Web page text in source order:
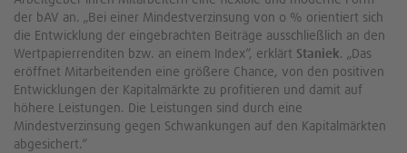
der bAV an. „Bei einer Mindestverzinsung von 0 % orientiert sich
die Entwicklung der eingebrachten Beiträge ausschließlich an den
Wertpapierrenditen bzw. an einem Index“, erklärt Staniek. „Das
eröffnet Mitarbeitenden eine größere Chance, von den positiven
Entwicklungen der Kapitalmärkte zu profitieren und damit auf
höhere Leistungen. Die Leistungen sind durch eine
Mindestverzinsung gegen Schwankungen auf den Kapitalmärkten
abgesichert.“